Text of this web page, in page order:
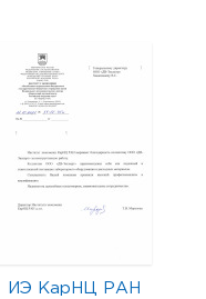
ИЭ КарНЦ РАН